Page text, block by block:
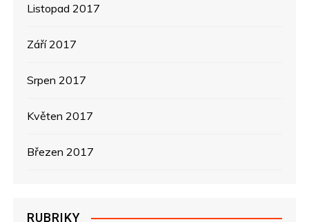
Listopad 2017
Září 2017
Srpen 2017
Květen 2017
Březen 2017
RUBRIKY